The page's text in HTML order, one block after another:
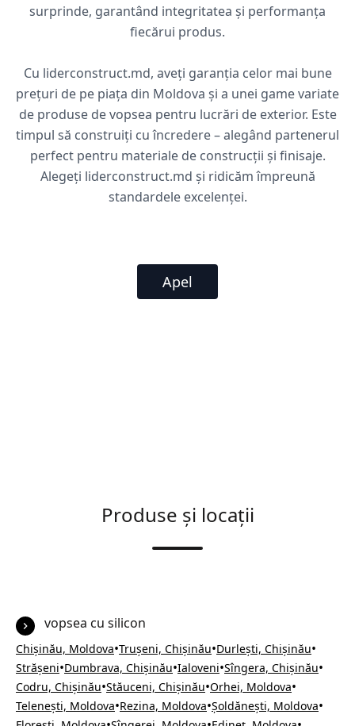
surprinde, garantând integritatea și performanța
fiecărui produs.
Cu liderconstruct.md, aveți garanția celor mai bune
prețuri de pe piața din Moldova și a unei game variate
de produse de vopsea pentru lucrări de exterior. Este
timpul să construiți cu încredere – alegând partenerul
perfect pentru materiale de construcții și finisaje.
Alegeți liderconstruct.md și ridicăm împreună
standardele excelenței.
Apel
Produse și locații
vopsea cu silicon
Chișinău, Moldova•Trușeni, Chișinău•Durlești, Chișinău•
Strășeni•Dumbrava, Chișinău•Ialoveni•Sîngera, Chișinău•
Codru, Chișinău•Stăuceni, Chișinău•Orhei, Moldova•
Telenești, Moldova•Rezina, Moldova•Șoldănești, Moldova•